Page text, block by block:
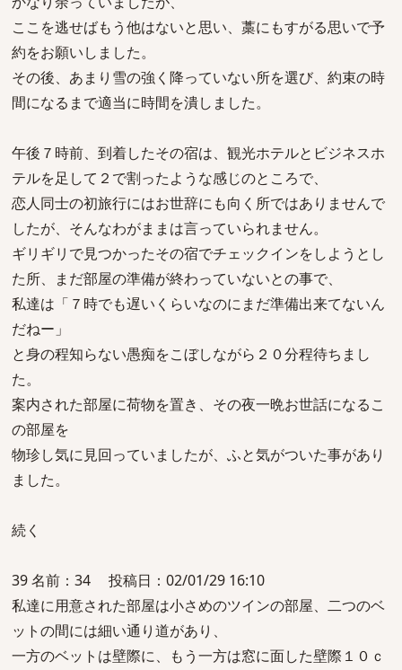
ここを逃せばもう他はないと思い、藁にもすがる思いで予
約をお願いしました。
その後、あまり雪の強く降っていない所を選び、約束の時
間になるまで適当に時間を潰しました。
午後７時前、到着したその宿は、観光ホテルとビジネスホ
テルを足して２で割ったような感じのところで、
恋人同士の初旅行にはお世辞にも向く所ではありませんで
したが、そんなわがままは言っていられません。
ギリギリで見つかったその宿でチェックインをしようとし
た所、まだ部屋の準備が終わっていないとの事で、
私達は「７時でも遅いくらいなのにまだ準備出来てないん
だねー」
と身の程知らない愚痴をこぼしながら２０分程待ちまし
た。
案内された部屋に荷物を置き、その夜一晩お世話になるこ
の部屋を
物珍し気に見回っていましたが、ふと気がついた事があり
ました。
続く
39 名前：34 投稿日：02/01/29 16:10
私達に用意された部屋は小さめのツインの部屋、二つのベ
ットの間には細い通り道があり、
一方のベットは壁際に、もう一方は窓に面した壁際１０ｃ